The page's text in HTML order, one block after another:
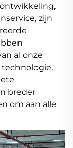
zijn
al onze
breder
om aan alle